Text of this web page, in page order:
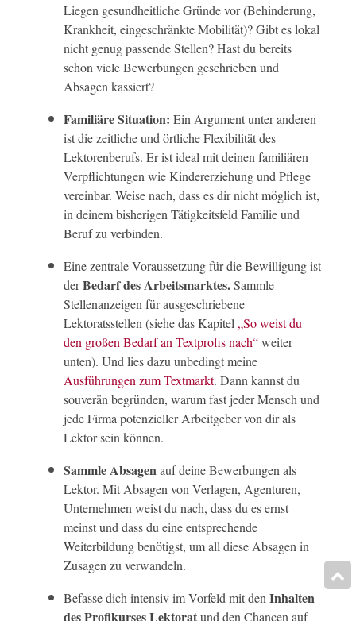
Liegen gesundheitliche Gründe vor (Behinderung,
Krankheit, eingeschränkte Mobilität)? Gibt es lokal
nicht genug passende Stellen? Hast du bereits
schon viele Bewerbungen geschrieben und
Absagen kassiert?
Familiäre Situation: Ein Argument unter anderen
ist die zeitliche und örtliche Flexibilität des
Lektorenberufs. Er ist ideal mit deinen familiären
Verpflichtungen wie Kindererziehung und Pflege
vereinbar. Weise nach, dass es dir nicht möglich ist,
in deinem bisherigen Tätigkeitsfeld Familie und
Beruf zu verbinden.
Eine zentrale Voraussetzung für die Bewilligung ist
derBedarf des Arbeitsmarktes.Sammle
Stellenanzeigen für ausgeschriebene
Lektoratsstellen (siehe das Kapitel „So weist du
den großen Bedarf an Textprofis nach“weiter
unten). Und lies dazu unbedingt meine
Ausführungen zum Textmarkt. Dann kannst du
souverän begründen, warum fast jeder Mensch und
jede Firma potenzieller Arbeitgeber von dir als
Lektor sein können.
Sammle Absagen auf deine Bewerbungen als
Lektor. Mit Absagen von Verlagen, Agenturen,
Unternehmen weist du nach, dass du es ernst
meinst und dass du eine entsprechende
Weiterbildung benötigst, um all diese Absagen in
Zusagen zu verwandeln.
Befasse dich intensiv im Vorfeld mit den Inhalten
des Profikurses Lektoratund den Chancen auf